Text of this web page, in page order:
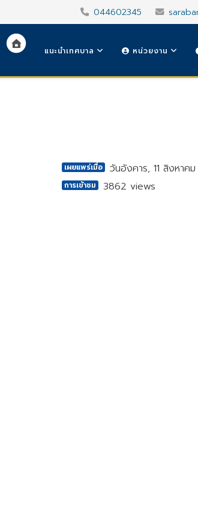
044602345
แนะนำเทศบาล หน่วยงาน
เผยแพร่เมื่อ วันอังคาร, 11 สิงหาค
การเข้าชม 3862 views